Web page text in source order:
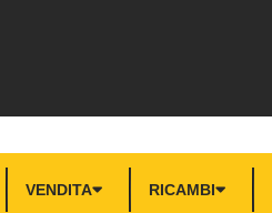
VENDITA RICAMBI